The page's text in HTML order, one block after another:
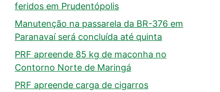
feridos em Prudentópolis
Manutenção na passarela da BR-376 em
Paranavaí será concluída até quinta
PRF apreende 85 kg de maconha no
Contorno Norte de Maringá
PRF apreende carga de cigarros